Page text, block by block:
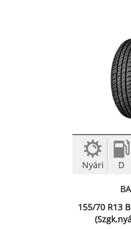
Nyári D
155/70 R13